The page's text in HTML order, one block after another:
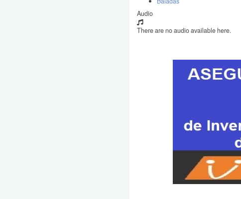
Audio
There are no audio available here.